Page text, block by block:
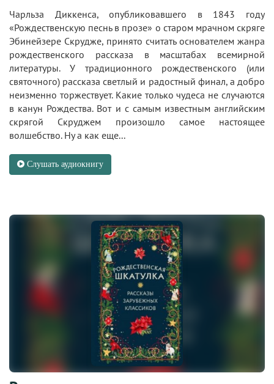
Чарльза Диккенса, опубликовавшего в 1843 году
«Рождественскую песнь в прозе» о старом мрачном скряге
Эбинейзере Скрудже, принято считать основателем жанра
рождественского рассказа в масштабах всемирной
литературы. У традиционного рождественского (или
святочного) рассказа светлый и радостный финал, а добро
неизменно торжествует. Какие только чудеса не случаются
в канун Рождества. Вот и с самым известным английским
скрягой Скруджем произошло самое настоящее
волшебство. Ну а как еще...
Слушать аудиокнигу